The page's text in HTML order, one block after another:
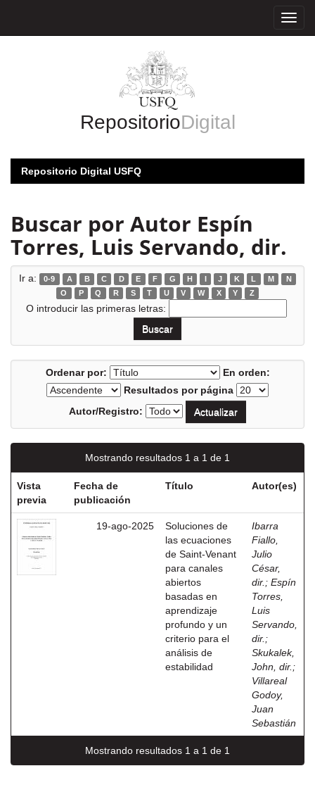
RepositorioDigital
Repositorio Digital USFQ
Buscar por Autor Espín
Torres, Luis Servando, dir.
Ir a: 0-9 A B C D E F G H I J K L M
N
O
P Q R S T U V W X Y Z
O introducir las primeras letras:
Ordenar por:
En orden:
Resultados por página
Autor/Registro:
Mostrando resultados 1 a 1 de 1
Vista
previa
Fecha de
publicación
Título Autor(es)
19-ago-2025
Soluciones de
las ecuaciones
de Saint-Venant
para canales
abiertos
basadas en
aprendizaje
profundo y un
criterio para el
análisis de
estabilidad
Ibarra
Fiallo,
Julio
César,
dir. ; Espín
Torres,
Luis
Servando,
dir. ;
Skukalek,
John, dir. ;
Villareal
Godoy,
Juan
Sebastián
Mostrando resultados 1 a 1 de 1